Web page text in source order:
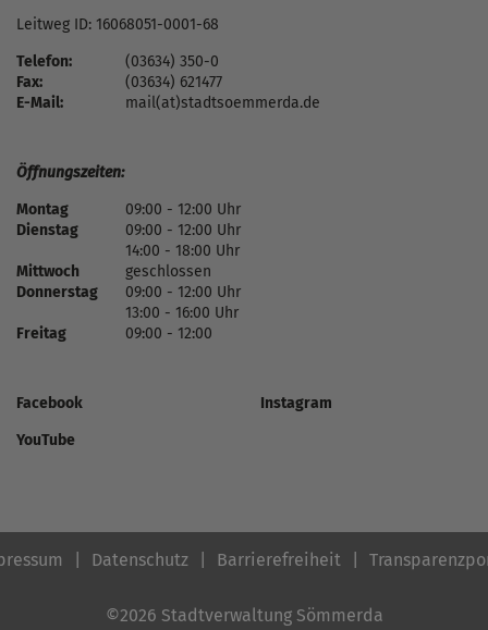
Leitweg ID: 16068051-0001-68
Telefon:
(03634) 350-0
Fax:
(03634) 621477
E-Mail:
mail(at)stadtsoemmerda.de
Öffnungszeiten:
Montag
09:00 - 12:00 Uhr
Dienstag
09:00 - 12:00 Uhr
14:00 - 18:00 Uhr
Mittwoch
geschlossen
Donnerstag
09:00 - 12:00 Uhr
13:00 - 16:00 Uhr
Freitag
09:00 - 12:00
Facebook
Instagram
YouTube
Datenschutz Barrierefreiheit
©2026 Stadtverwaltung Sömmerda